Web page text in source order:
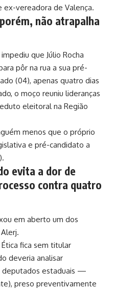
vereadora de Valença.
não atrapalha
que Júlio Rocha
pôr na rua a sua pré-
(04), apenas quatro dias
o moço reuniu lideranças
eleitoral na Região
menos que o próprio
e pré-candidato a
evita a dor de
contra quatro
em aberto um dos
fica sem titular
deveria analisar
deputados estaduais —
preso preventivamente